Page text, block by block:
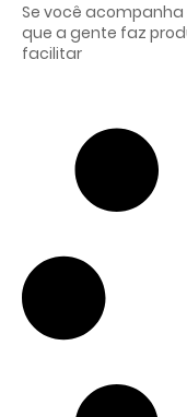
Se você acompanha
que a gente faz
facilitar